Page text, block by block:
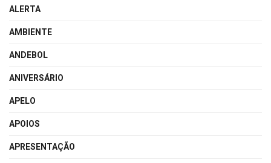
ALERTA
AMBIENTE
ANDEBOL
ANIVERSÁRIO
APELO
APOIOS
APRESENTAÇÃO